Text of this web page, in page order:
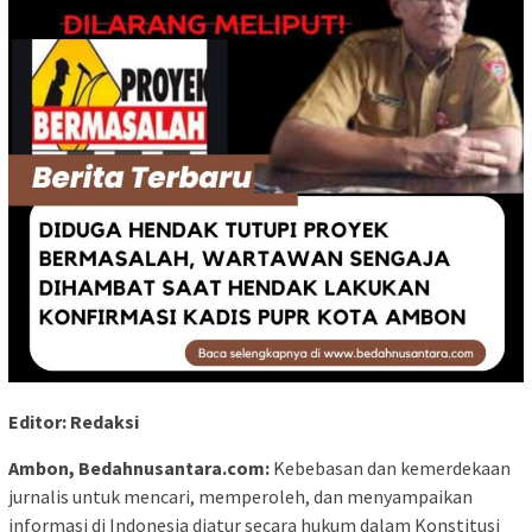
Editor: Redaksi
Ambon, Bedahnusantara.com: Kebebasan dan kemerdekaan
jurnalis untuk mencari, memperoleh, dan menyampaikan
informasi di Indonesia diatur secara hukum dalam Konstitusi